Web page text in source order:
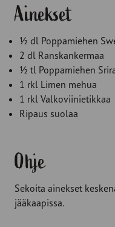
Ainekset
½ dl Poppamiehen
2 dl Ranskankermaa
½ tl Poppamiehen
1 rkl Limen mehua
1 rkl Valkoviinietikkaa
Ripaus suolaa
Ohje
Sekoita ainekset
jääkaapissa.